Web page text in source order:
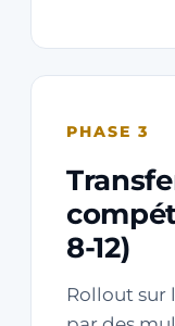
PHASE 3
8-12)
Rollout sur